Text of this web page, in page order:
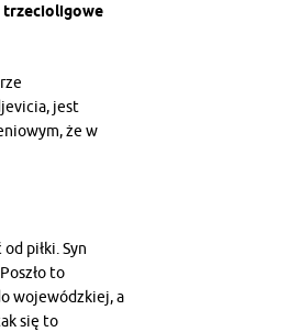
trzecioligowe
jest
że w
piłki. Syn
to
wojewódzkiej, a
się to